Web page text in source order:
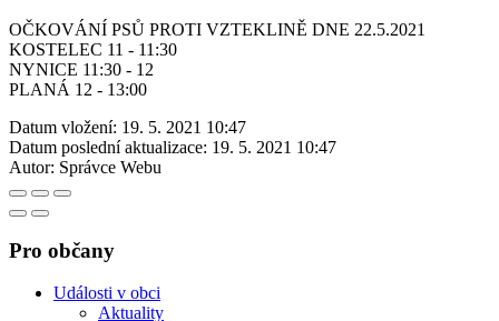
OČKOVÁNÍ PSŮ PROTI VZTEKLINĚ DNE 22.5.2021
KOSTELEC 11 - 11:30
NYNICE 11:30 - 12
PLANÁ 12 - 13:00
Datum vložení: 19. 5. 2021 10:47
Datum poslední aktualizace: 19. 5. 2021 10:47
Autor: Správce Webu
Pro občany
Události v obci
Aktuality